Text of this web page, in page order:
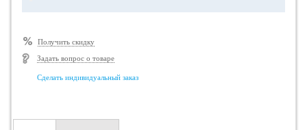
Получить скидку
Задать вопрос о товаре
Сделать индивидуальный заказ